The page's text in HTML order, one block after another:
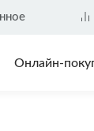
Онлайн-